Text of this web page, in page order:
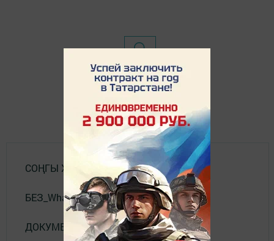
СОҢГЫ ХӘБӘРЛӘР
БЕЗ_WhatsApp_та
ДОКУМЕНТЛАР